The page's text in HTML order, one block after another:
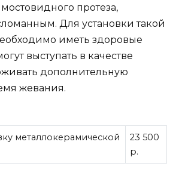
протеза,
Для установки такой
иметь здоровые
выступать в качестве
дополнительную
жевания.
металлокерамической
23 500
р.